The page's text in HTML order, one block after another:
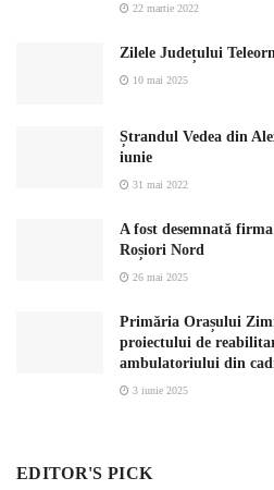
22 martie 2022
Zilele Județului
10 mai 2025
Ștrandul Vedea din
iunie
31 mai 2022
A fost desemnată
Roșiori Nord
26 mai 2025
Primăria Orașului
proiectului de
ambulatoriului din
3 iunie 2025
EDITOR'S PICK